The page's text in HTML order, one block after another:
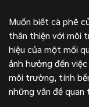
Muốn biết cà phê
thân thiện với môi
hiệu của một mối
ảnh hưởng đến
môi trường, tính
những vấn đề